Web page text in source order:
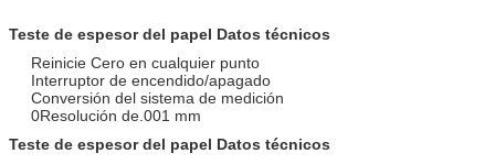
Teste de espesor del papel Datos técnicos
Reinicie Cero en cualquier punto
Interruptor de encendido/apagado
Conversión del sistema de medición
0Resolución de.001 mm
Teste de espesor del papel Datos técnicos